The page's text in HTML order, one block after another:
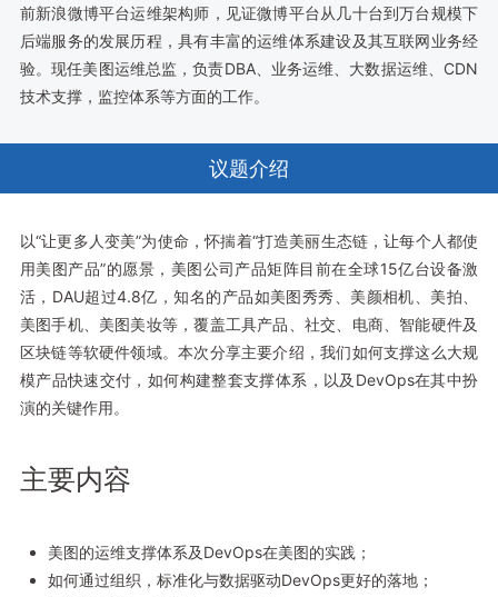
前新浪微博平台运维架构师，见证微博平台从几十台到万台规模下
后端服务的发展历程，具有丰富的运维体系建设及其互联网业务经
验。现任美图运维总监，负责DBA、业务运维、大数据运维、CDN
技术支撑，监控体系等方面的工作。
议题介绍
以“让更多人变美”为使命，怀揣着“打造美丽生态链，让每个人都使
用美图产品”的愿景，美图公司产品矩阵目前在全球15亿台设备激
活，DAU超过4.8亿，知名的产品如美图秀秀、美颜相机、美拍、
美图手机、美图美妆等，覆盖工具产品、社交、电商、智能硬件及
区块链等软硬件领域。本次分享主要介绍，我们如何支撑这么大规
模产品快速交付，如何构建整套支撑体系，以及DevOps在其中扮
演的关键作用。
主要内容
美图的运维支撑体系及DevOps在美图的实践；
如何通过组织，标准化与数据驱动DevOps更好的落地；